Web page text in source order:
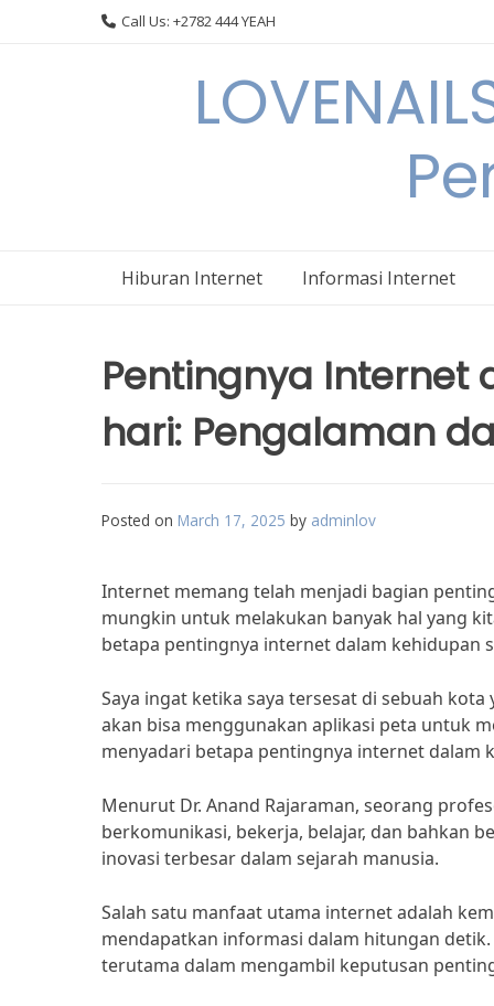
Call Us: +2782 444 YEAH
Hiburan Internet Informasi Internet
Pentingnya Internet
hari: Pengalaman
Posted on March 17, 2025 by adminlov
Internet memang telah menjadi bagian
mungkin untuk melakukan banyak hal yang
betapa pentingnya internet dalam kehidupan
Saya ingat ketika saya tersesat di sebuah
akan bisa menggunakan aplikasi peta untuk
menyadari betapa pentingnya internet dalam
Menurut Dr. Anand Rajaraman, seorang
berkomunikasi, bekerja, belajar, dan bahkan
inovasi terbesar dalam sejarah manusia.
Salah satu manfaat utama internet adalah
mendapatkan informasi dalam hitungan
terutama dalam mengambil keputusan